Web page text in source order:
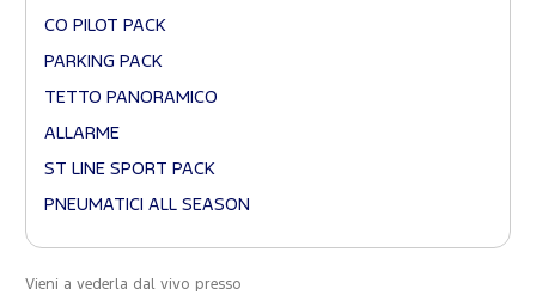
CO PILOT PACK
PARKING PACK
TETTO PANORAMICO
ALLARME
ST LINE SPORT PACK
PNEUMATICI ALL SEASON
Vieni a vederla dal vivo presso